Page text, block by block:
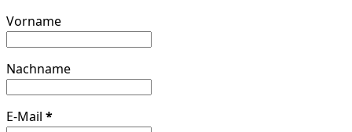
Vorname
Nachname
E-Mail *